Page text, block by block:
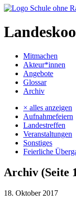
Mitmachen
Akteur*innen
Angebote
Glossar
Archiv
× alles anzeigen
Aufnahmefeiern
Landestreffen
Veranstaltungen
Sonstiges
Feierliche
Archiv (Seite
18. Oktober 2017